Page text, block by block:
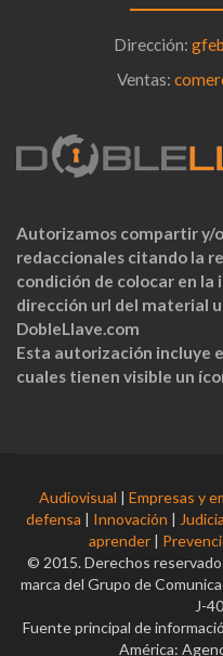
Dirección:
Ventas:
Autorizamos compartir y/
redaccionales citando la
condición de colocar en
dirección url del material
DobleLlave.com
Esta autorización incluye
cuales tienen visible un
Audiovisual | Empresas y
defensa | Innovación |
aprender |
© 2015. Derechos
marca del Grupo de
J-
Fuente principal de
América: